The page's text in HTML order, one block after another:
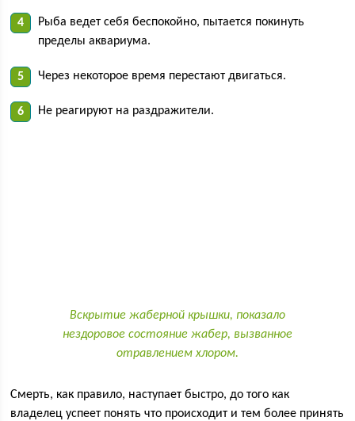
Рыба ведет себя беспокойно, пытается покинуть
пределы аквариума.
Через некоторое время перестают двигаться.
Не реагируют на раздражители.
Вскрытие жаберной крышки, показало
нездоровое состояние жабер, вызванное
отравлением хлором.
Смерть, как правило, наступает быстро, до того как
владелец успеет понять что происходит и тем более принять